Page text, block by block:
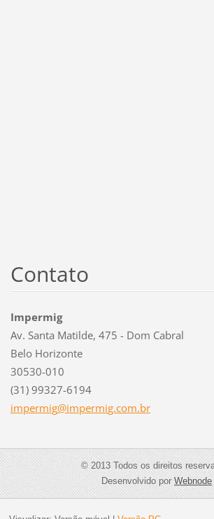
Contato
Impermig
Av. Santa Matilde, 475 - Dom Cabral
Belo Horizonte
30530-010
(31) 99327-6194
impermig@impermig.com.br
© 2013 Todos os direitos
Desenvolvido porWebnode